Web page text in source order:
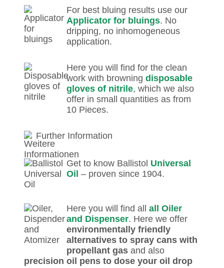
For best bluing results use our
Applicator for bluings. No
dripping, no inhomogeneous
application.
Here you will find for the clean
work with browning disposable
gloves of nitrile, which we also
offer in small quantities as from
10 Pieces.
Further Information
Get to know Ballistol Universal
Oil – proven since 1904.
Here you will find all all Oiler
and Dispenser. Here we offer
environmentally friendly
alternatives to spray cans with
propellant gas and also
precision oil pens to dose your oil drop